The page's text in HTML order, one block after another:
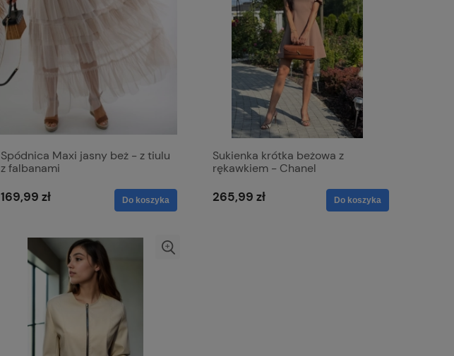
Spódnica Maxi jasny beż - z tiulu
z falbanami
169,99 zł Do koszyka
Sukienka krótka beżowa z
rękawkiem - Chanel
265,99 zł Do koszyka